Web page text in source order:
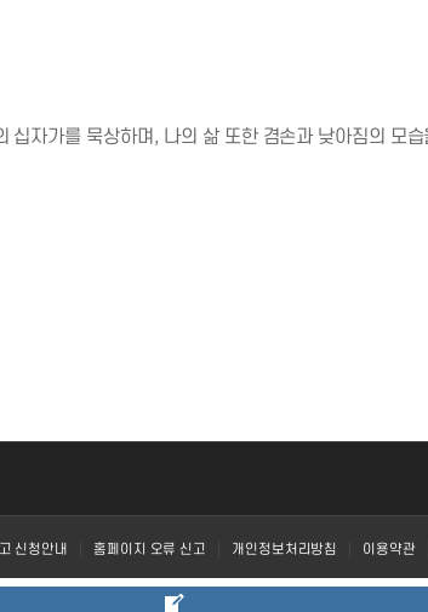
자가를 묵상하며, 나의 삶 또한 겸손과 낮아짐의 모
신청안내 홈페이지 오류 신고 개인정보처리방침 이용약관